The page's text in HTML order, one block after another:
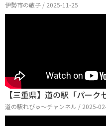
伊勢市の敬子 / 2025-11-25
【三重県】道の駅「パーク
道の駅れびゅ〜チャンネル / 2025-